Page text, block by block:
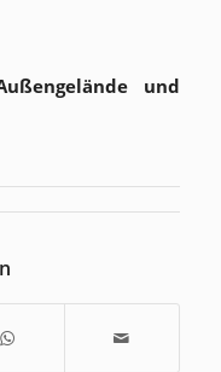
und